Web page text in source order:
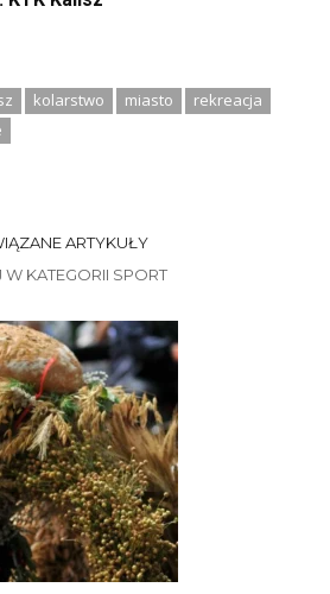
kolarstwo miasto
rekreacja
ARTYKUŁY
W KATEGORII SPORT